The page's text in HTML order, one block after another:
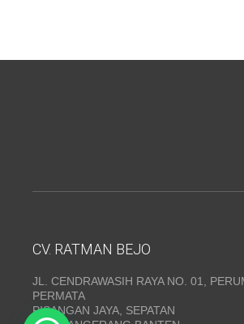
CV. RATMAN BEJO
JL. CENDRAWASIH RAYA NO. 01,
PERMATA
PISANGAN JAYA, SEPATAN